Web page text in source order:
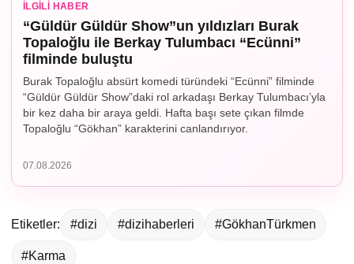
İLGILI HABER
“Güldür Güldür Show”un yıldızları Burak
Topaloğlu ile Berkay Tulumbacı “Ecünni”
filminde buluştu
Burak Topaloğlu absürt komedi türündeki “Ecünni” filminde
“Güldür Güldür Show”daki rol arkadaşı Berkay Tulumbacı’yla
bir kez daha bir araya geldi. Hafta başı sete çıkan filmde
Topaloğlu “Gökhan” karakterini canlandırıyor.
07.08.2026
Etiketler: #dizi #dizihaberleri #GökhanTürkmen
#Karma